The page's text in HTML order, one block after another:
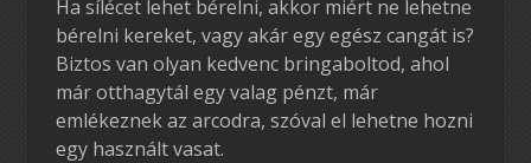
Ha sílécet lehet bérelni, akkor miért ne lehetne
bérelni kereket, vagy akár egy egész cangát is?
Biztos van olyan kedvenc bringaboltod, ahol
már otthagytál egy valag pénzt, már
emlékeznek az arcodra, szóval el lehetne hozni
egy használt vasat.